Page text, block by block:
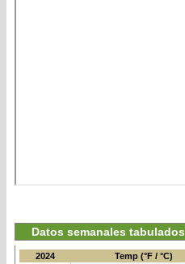
Datos semanales tabulados
2024 Temp (°F / °C)